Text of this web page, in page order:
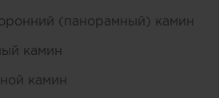
(панорамный) камин
камин
камин